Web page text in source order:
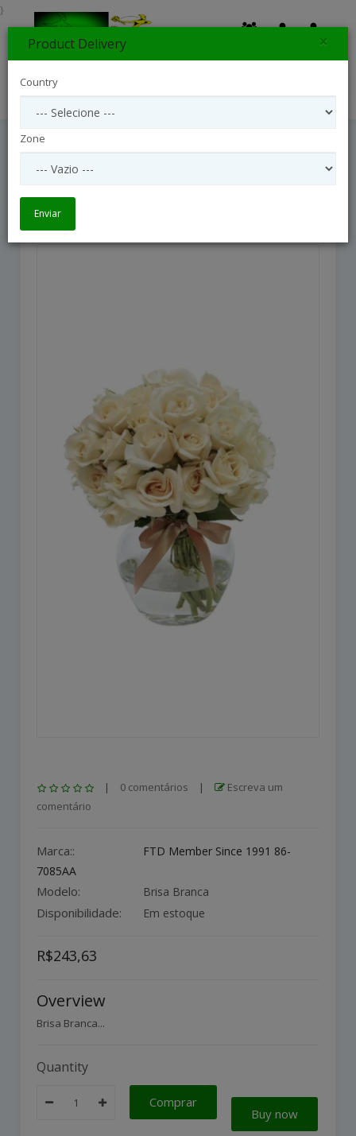
Brisa Branca
| 0 comentários |
Escreva um
comentário
Marca::
FTD Member Since 1991 86-
7085AA
Modelo: Brisa Branca
Disponibilidade: Em estoque
R$243,63
Overview
Brisa Branca...
Quantity
Comprar
Buy now
}
Product Delivery ×
Country
Zone
Enviar